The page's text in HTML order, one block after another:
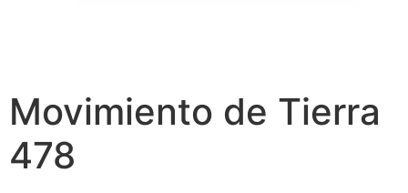
Movimiento de Tierra
478